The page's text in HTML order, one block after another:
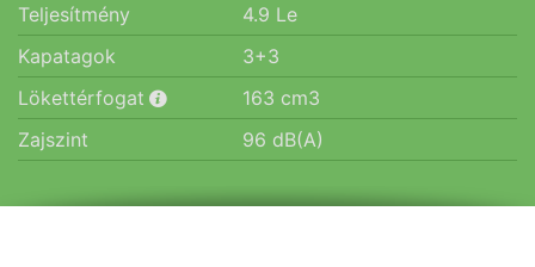
Teljesítmény
4.9 Le
Kapatagok
3+3
Lökettérfogat
163 cm3
Zajszint
96 dB(A)